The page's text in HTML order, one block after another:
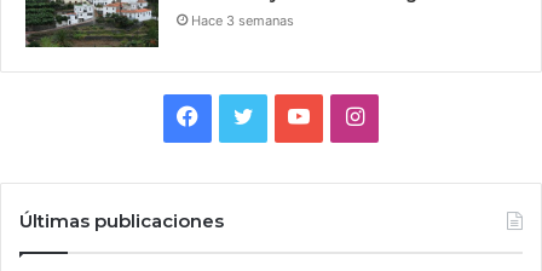
Hace 3 semanas
Facebook
TwitterYouTubeInstagram
Últimas publicaciones